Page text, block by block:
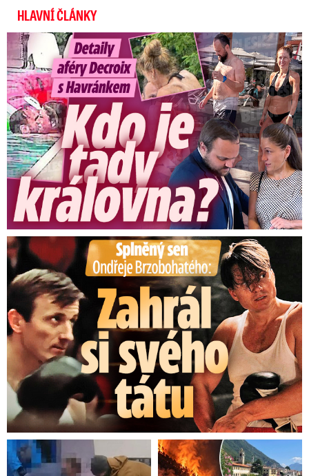
HLAVNÍ ČLÁNKY
Detaily aféry Decroix s Havránkem: Kdo je tady královna?
Splněný sen Ondřeje Brzobohatého: Zahrál si svého tátu